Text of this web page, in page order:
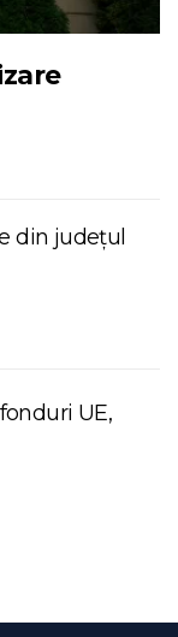
din județul
UE,